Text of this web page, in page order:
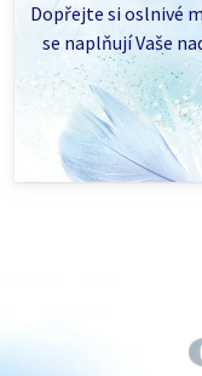
Dopřejte si oslnivé
se naplňují Vaše